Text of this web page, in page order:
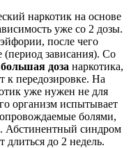
наркотик на основе
уже со 2 дозы.
после чего
(период зависания). Со
доза наркотика,
к передозировке. На
уже нужен не для
организм испытывает
болями,
Абстинентный синдром
до 2 недель.